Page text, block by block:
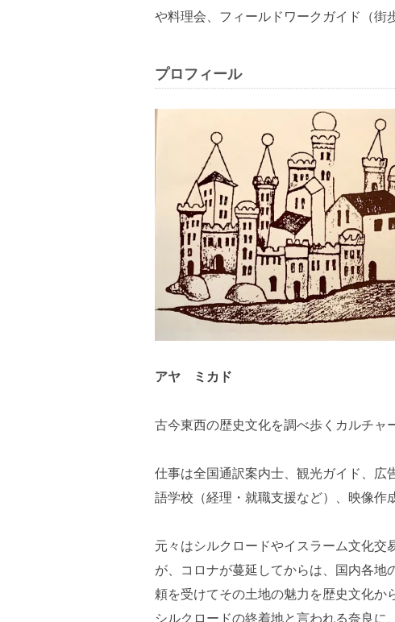
や料理会、フィールドワークガイド（街
プロフィール
アヤ ミカド
古今東西の歴史文化を調べ歩くカルチャ
仕事は全国通訳案内士、観光ガイド、広
語学校（経理・就職支援など）、映像作
元々はシルクロードやイスラーム文化交
が、コロナが蔓延してからは、国内各地
頼を受けてその土地の魅力を歴史文化か
シルクロードの終着地と言われる奈良